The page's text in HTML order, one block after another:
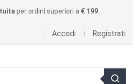
per ordini superiori a € 199
Accedi Registrati